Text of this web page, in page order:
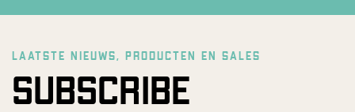
LAATSTE NIEUWS, PRODUCTEN EN SALES
SUBSCRIBE